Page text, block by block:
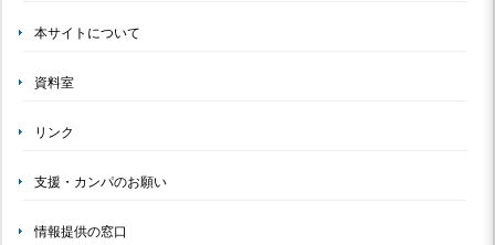
本サイトについて
資料室
リンク
支援・カンパのお願い
情報提供の窓口